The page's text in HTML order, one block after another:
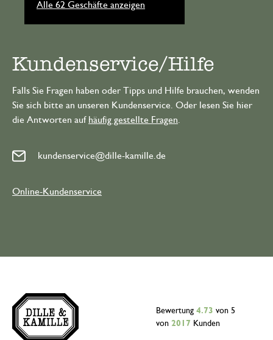
Alle 62 Geschäfte anzeigen
Kundenservice/Hilfe
Falls Sie Fragen haben oder Tipps und Hilfe brauchen, wenden
Sie sich bitte an unseren Kundenservice. Oder lesen Sie hier
die Antworten auf häufig gestellte Fragen
kundenservice@dille-kamille.de
Online-Kundenservice
Bewertung 4.73 von 5
von 2017 Kunden